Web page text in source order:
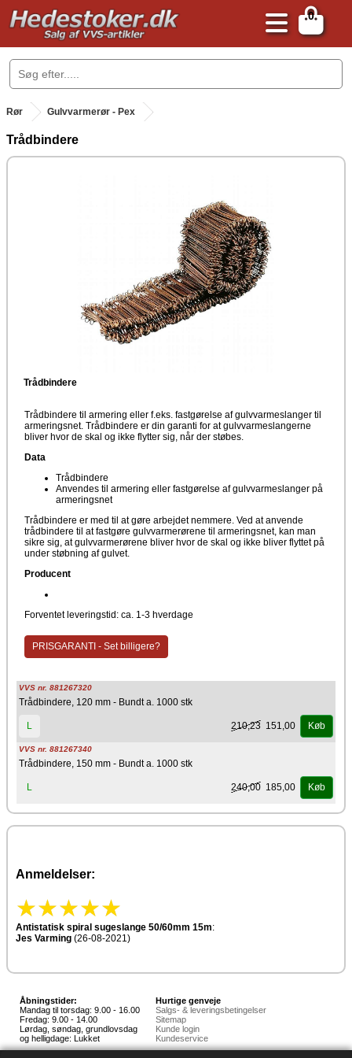
0
.
Rør Gulvvarmerør - Pex
Trådbindere
Trådbindere
Trådbindere til armering eller f.eks. fastgørelse af gulvvarmeslanger til
armeringsnet. Trådbindere er din garanti for at gulvvarmeslangerne
bliver hvor de skal og ikke flytter sig, når der støbes.
Data
Trådbindere
Anvendes til armering eller fastgørelse af gulvvarmeslanger på
armeringsnet
Trådbindere er med til at gøre arbejdet nemmere. Ved at anvende
trådbindere til at fastgøre gulvvarmerørene til armeringsnet, kan man
sikre sig, at gulvvarmerørene bliver hvor de skal og ikke bliver flyttet på
under støbning af gulvet.
Producent
Forventet leveringstid: ca. 1-3 hverdage
PRISGARANTI - Set billigere?
VVS nr. 881267320
Trådbindere, 120 mm - Bundt a. 1000 stk
L 210,23 151,00 Køb
VVS nr. 881267340
Trådbindere, 150 mm - Bundt a. 1000 stk
L 240,00 185,00 Køb
Anmeldelser:
Antistatisk spiral sugeslange 50/60mm 15m:
Jes Varming (26-08-2021)
Åbningstider:
Mandag til torsdag: 9.00 - 16.00
Fredag: 9.00 - 14.00
Lørdag, søndag, grundlovsdag
og helligdage: Lukket
Hurtige genveje
Salgs- & leveringsbetingelser
Sitemap
Kunde login
Kundeservice